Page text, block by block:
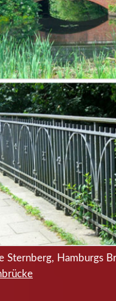
Sternberg, Hamburgs